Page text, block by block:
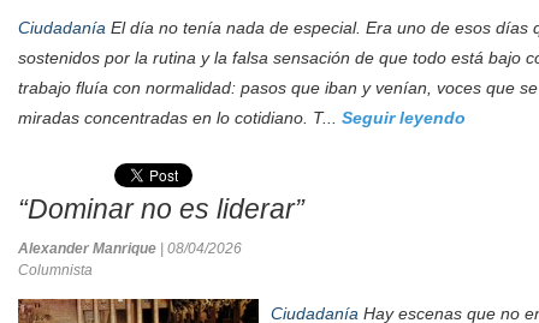
Ciudadanía El día no tenía nada de especial. Era uno de esos días
sostenidos por la rutina y la falsa sensación de que todo está bajo
trabajo fluía con normalidad: pasos que iban y venían, voces que
miradas concentradas en lo cotidiano. T... Seguir leyendo
“Dominar no es liderar”
Alexander Manrique
| 08/04/2026
Columnista
Ciudadanía Hay escenas que no